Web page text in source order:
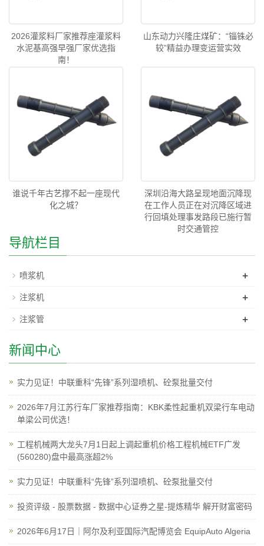
2026灌浆料厂家推荐座灌浆料
水泥基高强早强厂家优选指
南！
山东动力兴隆庄煤矿：“锱铢必
较”精益办理变运营实效
谁说千年古艺撑不起一座现代
化之城？
深圳沿海大路呈现地面沉降现
在工作人员正在对沉降区域进
行回填处理事发路段已施行暂
时交通管控
导航栏目
喷浆机 +
注浆机 +
注浆管 +
新闻中心
实力见证！中联重科“先锋”系列湿喷机、砼泵批量交付
2026年7月江苏行车厂家推荐指南：KBK柔性起重机双梁行车电动
单梁公司优选！
工程机械两大龙头7月1日起上调起重机价格工程机械ETF广发
(560280)盘中最高涨超2%
实力见证！中联重科“先锋”系列湿喷机、砼泵批量交付
投资评级 - 股票数据 - 数据中心证券之星-提炼精华 解开财富密码
2026年6月17日｜阿尔及利亚国际汽配博览会 EquipAuto Algeria